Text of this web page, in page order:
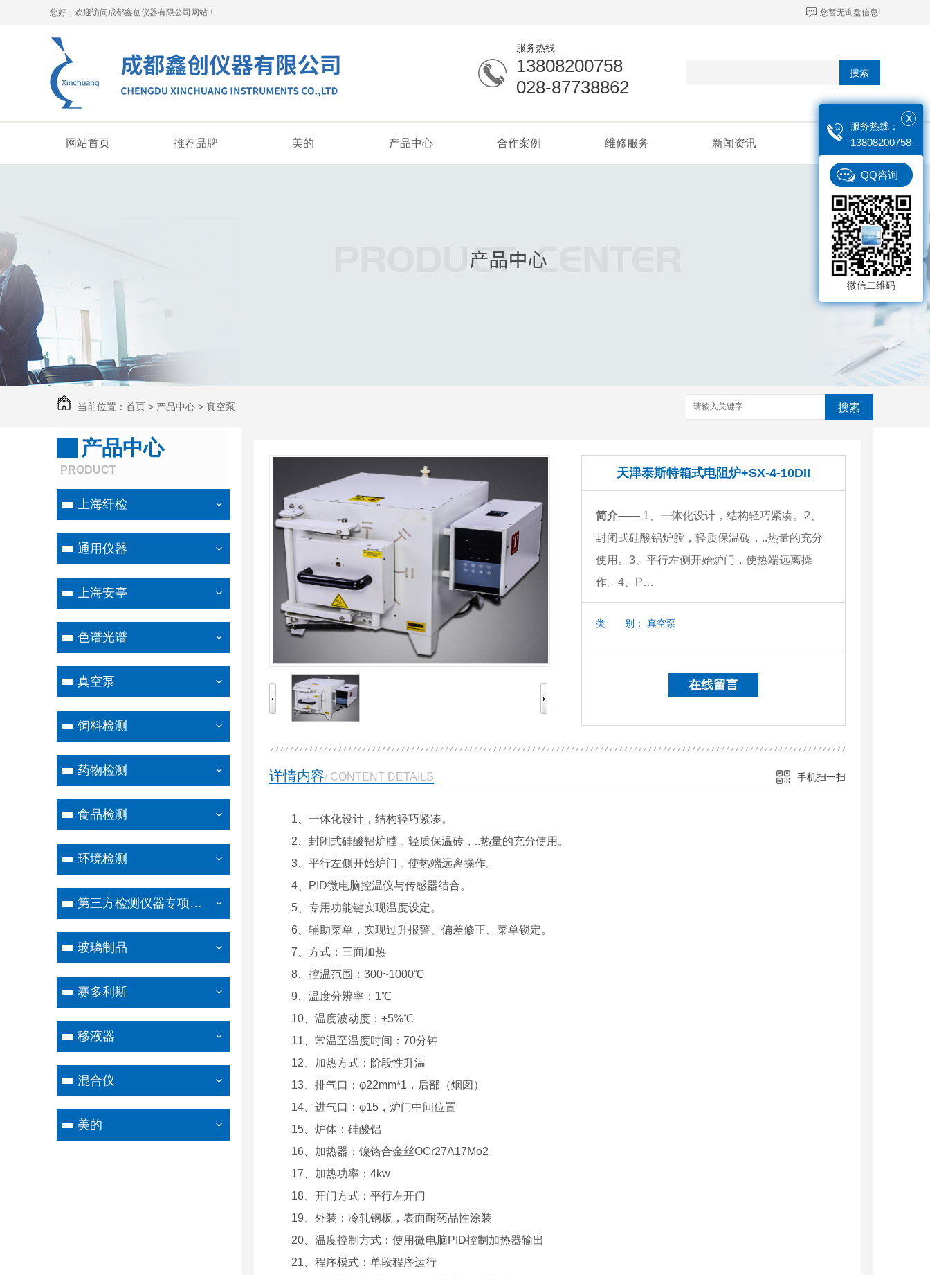
您好，欢迎访问成都鑫创仪器有限公司网站！ 您暂无询盘信息!
服务热线
13808200758
028-87738862
搜索
网站首页 推荐品牌 美的 产品中心 合作案例 维修服务 新闻资讯 联系我们
当前位置： 首页 > 产品中心 > 真空泵 搜索
产品中心
PRODUCT
上海纤检
通用仪器
上海安亭
色谱光谱
真空泵
饲料检测
药物检测
食品检测
环境检测
第三方检测仪器专项设备
玻璃制品
赛多利斯
移液器
混合仪
美的
天津泰斯特箱式电阻炉+SX-4-10DII
简介—— 1、一体化设计，结构轻巧紧凑。2、
封闭式硅酸铝炉膛，轻质保温砖，..热量的充分
使用。3、平行左侧开始炉门，使热端远离操
作。4、P…
类 别： 真空泵
在线留言
详情内容/ CONTENT DETAILS 手机扫一扫
1、一体化设计，结构轻巧紧凑。
2、封闭式硅酸铝炉膛，轻质保温砖，..热量的充分使用。
3、平行左侧开始炉门，使热端远离操作。
4、PID微电脑控温仪与传感器结合。
5、专用功能键实现温度设定。
6、辅助菜单，实现过升报警、偏差修正、菜单锁定。
7、方式：三面加热
8、控温范围：300~1000℃
9、温度分辨率：1℃
10、温度波动度：±5%℃
11、常温至温度时间：70分钟
12、加热方式：阶段性升温
13、排气口：φ22mm*1，后部（烟囱）
14、进气口：φ15，炉门中间位置
15、炉体：硅酸铝
16、加热器：镍铬合金丝OCr27A17Mo2
17、加热功率：4kw
18、开门方式：平行左开门
19、外装：冷轧钢板，表面耐药品性涂装
20、温度控制方式：使用微电脑PID控制加热器输出
21、程序模式：单段程序运行
X
服务热线：
13808200758
QQ咨询
微信二维码